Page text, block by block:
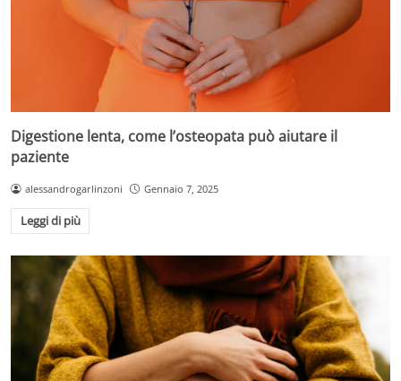
Digestione lenta, come l’osteopata può aiutare il
paziente
alessandrogarlinzoni Gennaio 7, 2025
Leggi di più